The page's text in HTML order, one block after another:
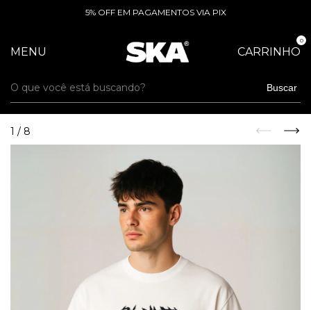
5% OFF EM PAGAMENTOS VIA PIX
MENU CARRINHO
0
Buscar
1 / 8